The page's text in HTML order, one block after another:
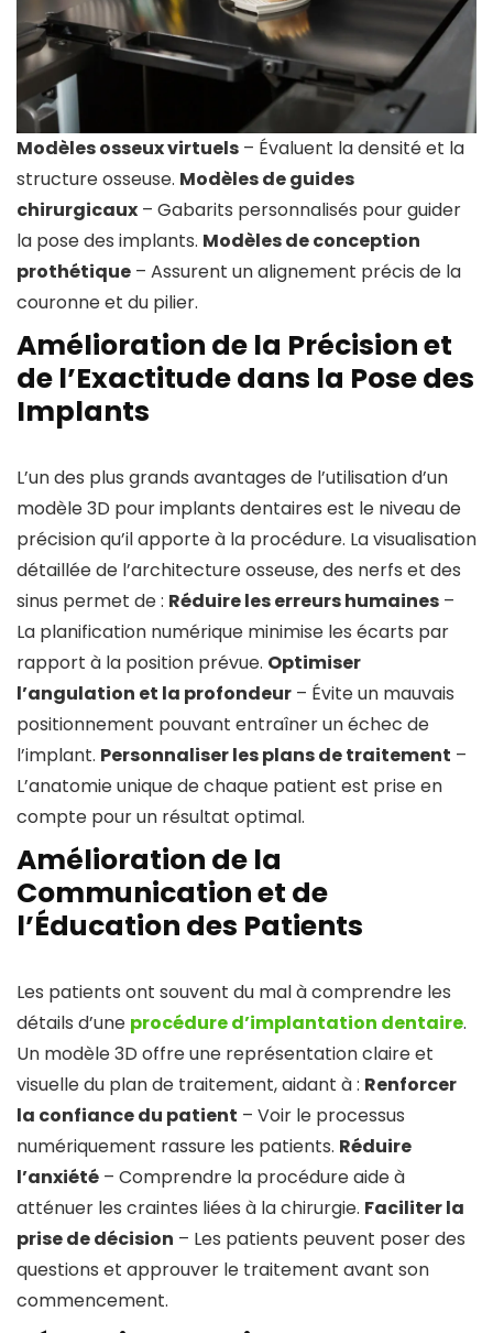
Modèles osseux virtuels – Évaluent la densité et la
structure osseuse. Modèles de guides
chirurgicaux – Gabarits personnalisés pour guider
la pose des implants. Modèles de conception
prothétique – Assurent un alignement précis de la
couronne et du pilier.
Amélioration de la Précision et
de l’Exactitude dans la Pose des
Implants
L’un des plus grands avantages de l’utilisation d’un
modèle 3D pour implants dentaires est le niveau de
précision qu’il apporte à la procédure. La visualisation
détaillée de l’architecture osseuse, des nerfs et des
sinus permet de : Réduire les erreurs humaines –
La planification numérique minimise les écarts par
rapport à la position prévue. Optimiser
l’angulation et la profondeur – Évite un mauvais
positionnement pouvant entraîner un échec de
l’implant. Personnaliser les plans de traitement –
L’anatomie unique de chaque patient est prise en
compte pour un résultat optimal.
Amélioration de la
Communication et de
l’Éducation des Patients
Les patients ont souvent du mal à comprendre les
détails d’une procédure d’implantation dentaire.
Un modèle 3D offre une représentation claire et
visuelle du plan de traitement, aidant à : Renforcer
la confiance du patient – Voir le processus
numériquement rassure les patients. Réduire
l’anxiété – Comprendre la procédure aide à
atténuer les craintes liées à la chirurgie. Faciliter la
prise de décision – Les patients peuvent poser des
questions et approuver le traitement avant son
commencement.